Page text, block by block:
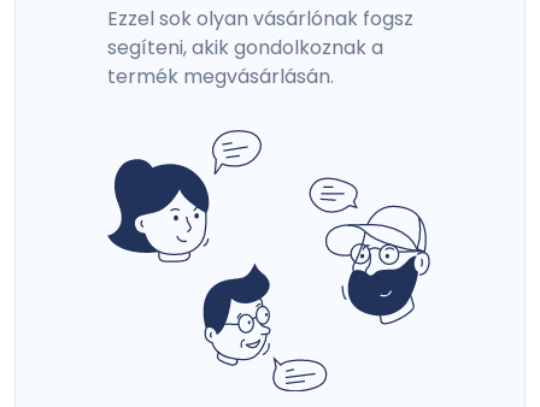
Ezzel sok olyan vásárlónak fogsz
segíteni, akik gondolkoznak a
termék megvásárlásán.